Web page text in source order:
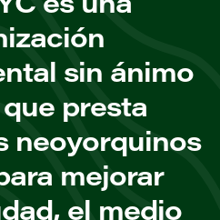
sin ánimo
presta
neoyorquinos
mejorar
el medio